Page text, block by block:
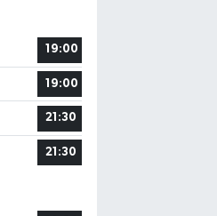
19:00
19:00
21:30
21:30